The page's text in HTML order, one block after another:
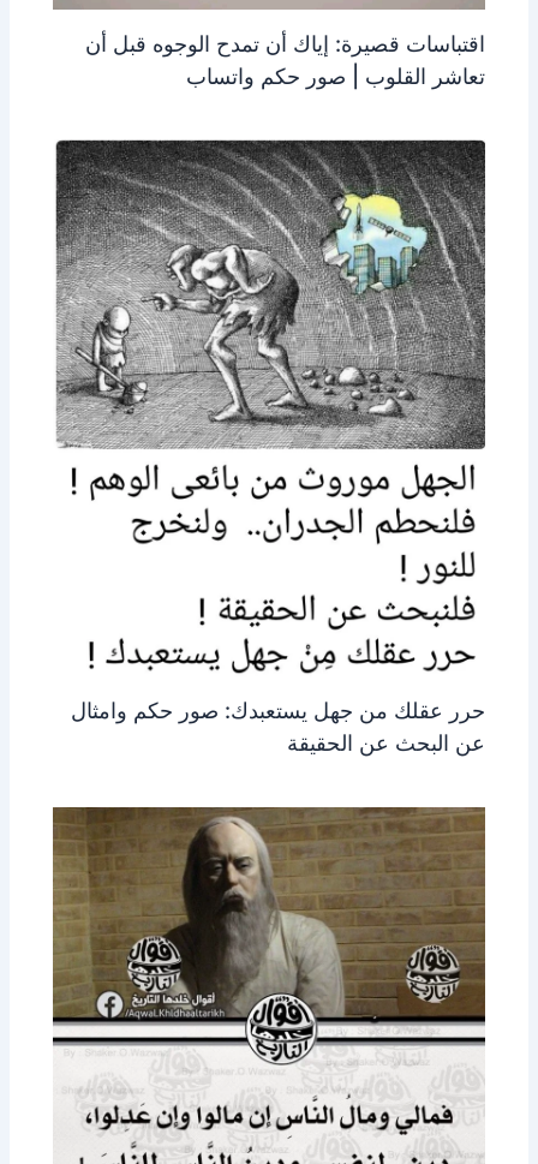
اقتباسات قصيرة: إياك أن تمدح الوجوه قبل أن
تعاشر القلوب | صور حكم واتساب
حرر عقلك من جهل يستعبدك: صور حكم وامثال
عن البحث عن الحقيقة